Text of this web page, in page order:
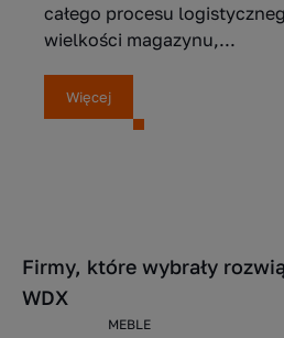
całego procesu
wielkości magazynu,...
Więcej
Firmy, które wybrały
WDX
MEBLE